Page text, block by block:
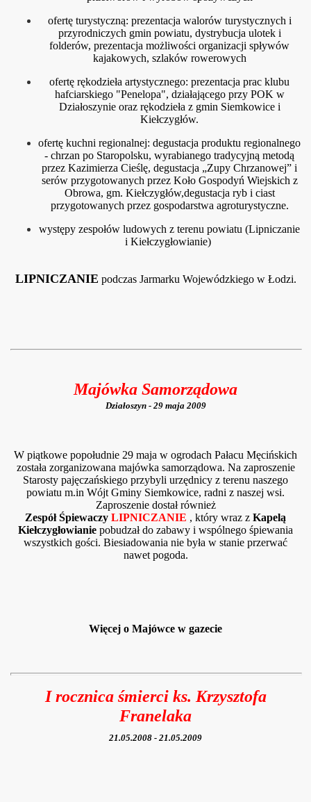
ofertę turystyczną: prezentacja walorów turystycznych i
przyrodniczych gmin powiatu, dystrybucja ulotek i
folderów, prezentacja możliwości organizacji spływów
kajakowych, szlaków rowerowych
ofertę rękodzieła artystycznego: prezentacja prac klubu
hafciarskiego "Penelopa", działającego przy POK w
Działoszynie oraz rękodzieła z gmin Siemkowice i
Kiełczygłów.
ofertę kuchni regionalnej: degustacja produktu regionalnego
- chrzan po Staropolsku, wyrabianego tradycyjną metodą
przez Kazimierza Cieślę, degustacja „Zupy Chrzanowej” i
serów przygotowanych przez Koło Gospodyń Wiejskich z
Obrowa, gm. Kiełczygłów,degustacja ryb i ciast
przygotowanych przez gospodarstwa agroturystyczne.
występy zespołów ludowych z terenu powiatu (Lipniczanie
i Kiełczygłowianie)
LIPNICZANIE podczas Jarmarku Wojewódzkiego w Łodzi.
Majówka Samorządowa
Działoszyn - 29 maja 2009
W piątkowe popołudnie 29 maja w ogrodach Pałacu Męcińskich
została zorganizowana majówka samorządowa. Na zaproszenie
Starosty pajęczańskiego przybyli urzędnicy z terenu naszego
powiatu m.in Wójt Gminy Siemkowice, radni z naszej wsi.
Zaproszenie dostał również
Zespół Śpiewaczy LIPNICZANIE , który wraz z Kapelą
Kiełczygłowianie pobudzał do zabawy i wspólnego śpiewania
wszystkich gości. Biesiadowania nie była w stanie przerwać
nawet pogoda.
Więcej o Majówce w gazecie
I rocznica śmierci ks. Krzysztofa
Franelaka
21.05.2008 - 21.05.2009